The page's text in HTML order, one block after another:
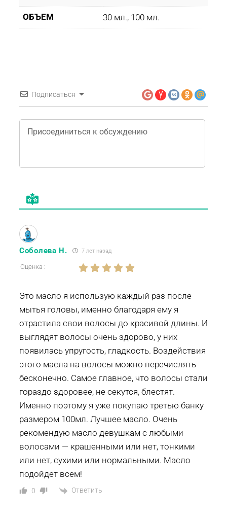
ОБЪЕМ 30 мл., 100 мл.
Подписаться
Соболева Н. 7 лет назад
Оценка :
Это масло я использую каждый раз после
мытья головы, именно благодаря ему я
отрастила свои волосы до красивой длины. И
выглядят волосы очень здорово, у них
появилась упругость, гладкость. Воздействия
этого масла на волосы можно перечислять
бесконечно. Самое главное, что волосы стали
гораздо здоровее, не секутся, блестят.
Именно поэтому я уже покупаю третью банку
размером 100мл. Лучшее масло. Очень
рекомендую масло девушкам с любыми
волосами — крашенными или нет, тонкими
или нет, сухими или нормальными. Масло
подойдет всем!
0 Ответить